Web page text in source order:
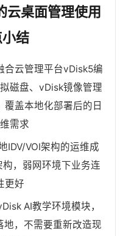
桌面管理使用
结
合云管理平台vDisk5编
磁盘、vDisk镜像管理
盖本地化部署后的日
需求
IDV/VOI架构的运维成
，弱网环境下业务连
更好
AI教学环境模块，
地，不需要重新改造现